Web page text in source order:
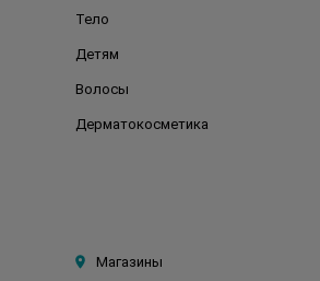
Тело
Детям
Волосы
Дерматокосметика
Магазины